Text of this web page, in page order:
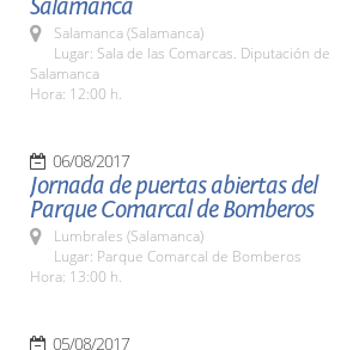
Salamanca
Salamanca (Salamanca)
Lugar: Sala de las Comarcas. Diputación de
Salamanca
Hora: 12:00 h.
06/08/2017
Jornada de puertas abiertas del
Parque Comarcal de Bomberos
Lumbrales (Salamanca)
Lugar: Parque Comarcal de Bomberos
Hora: 13:00 h.
05/08/2017